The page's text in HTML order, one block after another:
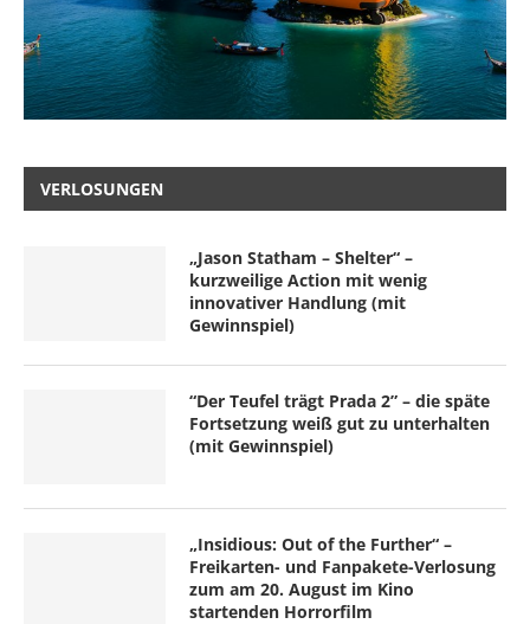
VERLOSUNGEN
„Jason Statham – Shelter“ –
kurzweilige Action mit wenig
innovativer Handlung (mit
Gewinnspiel)
“Der Teufel trägt Prada 2” – die späte
Fortsetzung weiß gut zu unterhalten
(mit Gewinnspiel)
„Insidious: Out of the Further“ –
Freikarten- und Fanpakete-Verlosung
zum am 20. August im Kino
startenden Horrorfilm